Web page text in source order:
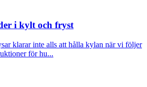
i kylt och fryst
klarar inte alls att hålla kylan när vi följer
för hu...